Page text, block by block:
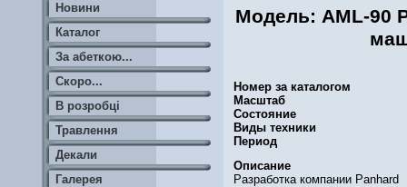
Модель: AML-90
Номер за каталогом
Масштаб
Состояние
Виды техники
Период
Описание
Разработка компании Panhard
Новини
Каталог
За абеткою...
Скоро...
В розробці
Травлення
Декали
Галерея